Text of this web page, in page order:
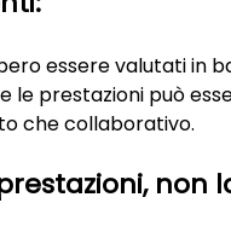
essere valutati in
le prestazioni può
che collaborativo.
non